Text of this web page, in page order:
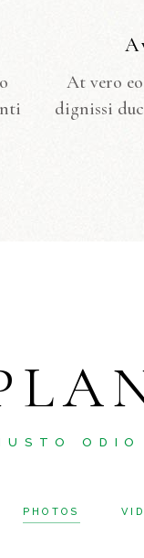
At vero
dignissi
ODIO
PHOTOS